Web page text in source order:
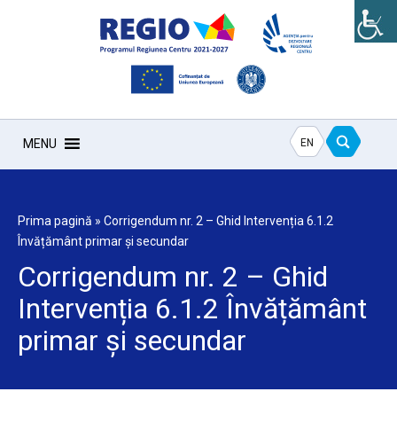
MENU EN
Prima pagină » Corrigendum nr. 2 – Ghid Intervenția 6.1.2
Învățământ primar și secundar
Corrigendum nr. 2 – Ghid
Intervenția 6.1.2 Învățământ
primar și secundar